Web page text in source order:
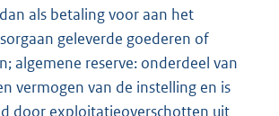
als betaling voor aan het
geleverde goederen of
algemene reserve: onderdeel van
vermogen van de instelling en is
door exploitatieoverschotten uit